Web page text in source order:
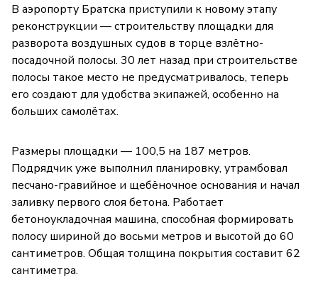
В аэропорту Братска приступили к новому этапу
реконструкции — строительству площадки для
разворота воздушных судов в торце взлётно-
посадочной полосы. 30 лет назад при строительстве
полосы такое место не предусматривалось, теперь
его создают для удобства экипажей, особенно на
больших самолётах.
Размеры площадки — 100,5 на 187 метров.
Подрядчик уже выполнил планировку, утрамбовал
песчано-гравийное и щебёночное основания и начал
заливку первого слоя бетона. Работает
бетоноукладочная машина, способная формировать
полосу шириной до восьми метров и высотой до 60
сантиметров. Общая толщина покрытия составит 62
сантиметра.